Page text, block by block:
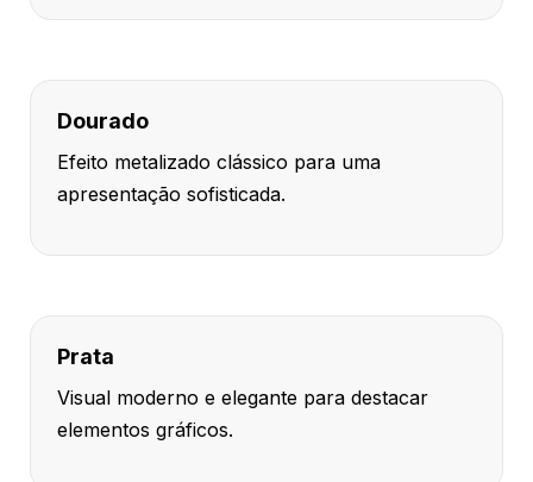
Dourado
Efeito metalizado clássico para uma
apresentação sofisticada.
Prata
Visual moderno e elegante para destacar
elementos gráficos.